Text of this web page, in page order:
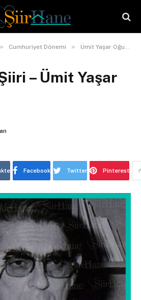
» Cumhuriyet Dönemi » Ümit Yaşar Oğuzcan
– Ümit Yaşar
Facebook Twitter Pinterest